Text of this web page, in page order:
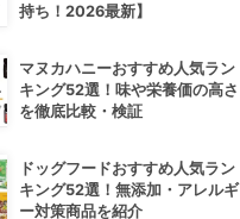
持ち！2026最新】
マヌカハニーおすすめ人気ラン
キング52選！味や栄養価の高さ
を徹底比較・検証
ドッグフードおすすめ人気ラン
キング52選！無添加・アレルギ
ー対策商品を紹介